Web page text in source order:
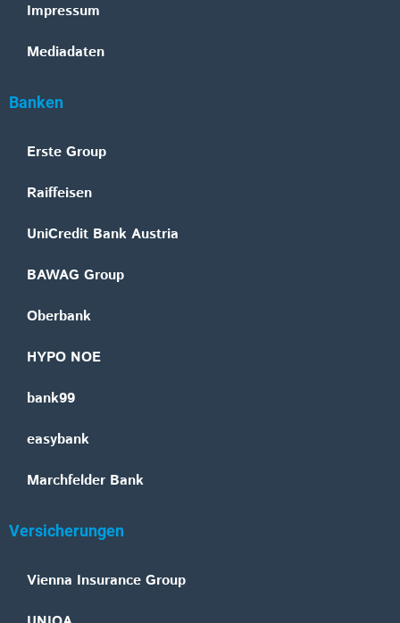
Impressum
Mediadaten
Banken
Erste Group
Raiffeisen
UniCredit Bank Austria
BAWAG Group
Oberbank
HYPO NOE
bank99
easybank
Marchfelder Bank
Versicherungen
Vienna Insurance Group